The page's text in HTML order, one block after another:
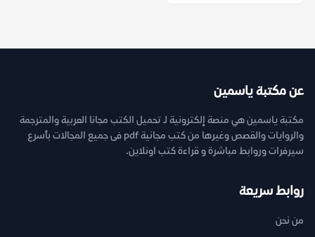
عن مكتبة ياسمين
مكتبة ياسمين هي منصة إلكترونية لـ تحميل الكتب مجانا العربية والمترجمة
والروايات والقصص وغيرها من كتب مجانية pdf فى جميع المجالات بأسرع
سيرفرات وروابط مباشرة و قراءة كتب اونلاين.
روابط سريعة
من نحن